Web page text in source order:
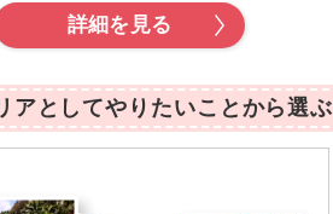
詳細を見る
アとしてやりたいことから選ぶ